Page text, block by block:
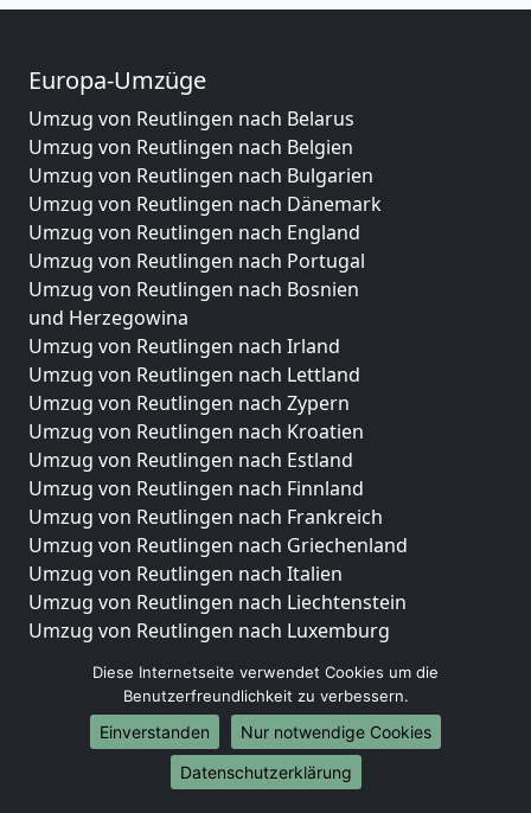
Europa-Umzüge
Umzug von Reutlingen nach Belarus
Umzug von Reutlingen nach Belgien
Umzug von Reutlingen nach Bulgarien
Umzug von Reutlingen nach Dänemark
Umzug von Reutlingen nach England
Umzug von Reutlingen nach Portugal
Umzug von Reutlingen nach Bosnien
und Herzegowina
Umzug von Reutlingen nach Irland
Umzug von Reutlingen nach Lettland
Umzug von Reutlingen nach Zypern
Umzug von Reutlingen nach Kroatien
Umzug von Reutlingen nach Estland
Umzug von Reutlingen nach Finnland
Umzug von Reutlingen nach Frankreich
Umzug von Reutlingen nach Griechenland
Umzug von Reutlingen nach Italien
Umzug von Reutlingen nach Liechtenstein
Umzug von Reutlingen nach Luxemburg
Umzug von Reutlingen nach Norwegen
Umzüge-Deutschlandweit
Umzug von Reutlingen nach Berlin
Diese Internetseite verwendet Cookies um die
Benutzerfreundlichkeit zu verbessern.
Einverstanden
Nur notwendige Cookies
Datenschutzerklärung